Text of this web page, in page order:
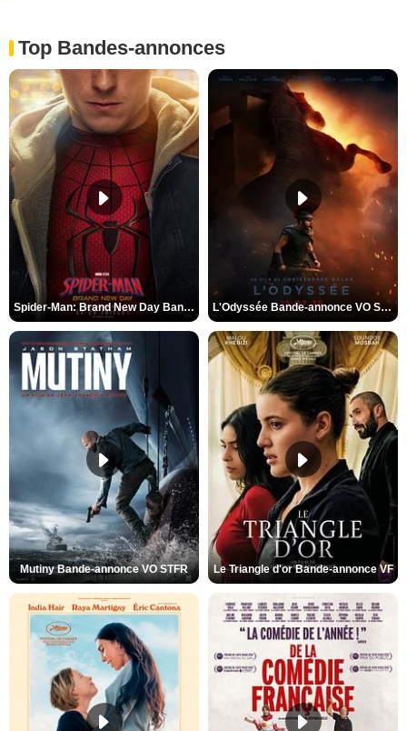
Top Bandes-annonces
Spider-Man: Brand New Day Bande-annonce VO STFR L'Odyssée Bande-annonce VO STFR
Mutiny Bande-annonce VO STFR Le Triangle d'or Bande-annonce VF